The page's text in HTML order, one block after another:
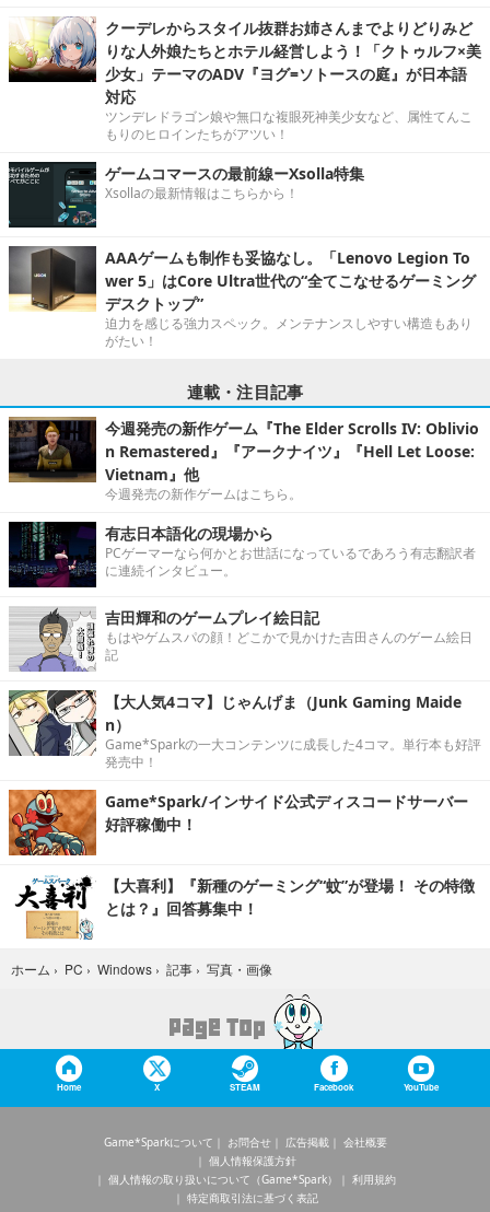
クーデレからスタイル抜群お姉さんまでよりどりみど
りな人外娘たちとホテル経営しよう！「クトゥルフ×美
少女」テーマのADV『ヨグ=ソトースの庭』が日本語
対応
ツンデレドラゴン娘や無口な複眼死神美少女など、属性てんこ
もりのヒロインたちがアツい！
ゲームコマースの最前線ーXsolla特集
Xsollaの最新情報はこちらから！
AAAゲームも制作も妥協なし。「Lenovo Legion To
wer 5」はCore Ultra世代の“全てこなせるゲーミング
デスクトップ”
迫力を感じる強力スペック。メンテナンスしやすい構造もあり
がたい！
連載・注目記事
今週発売の新作ゲーム『The Elder Scrolls IV: Oblivio
n Remastered』『アークナイツ』『Hell Let Loose:
Vietnam』他
今週発売の新作ゲームはこちら。
有志日本語化の現場から
PCゲーマーなら何かとお世話になっているであろう有志翻訳者
に連続インタビュー。
吉田輝和のゲームプレイ絵日記
もはやゲムスパの顔！どこかで見かけた吉田さんのゲーム絵日
記
【大人気4コマ】じゃんげま（Junk Gaming Maide
n）
Game*Sparkの一大コンテンツに成長した4コマ。単行本も好評
発売中！
Game*Spark/インサイド公式ディスコードサーバー
好評稼働中！
【大喜利】『新種のゲーミング“蚊”が登場！ その特徴
とは？』回答募集中！
ホーム › PC › Windows › 記事 › 写真・画像
Home X STEAM Facebook YouTube
Game*Sparkについて お問合せ 広告掲載
会社概要
個人情報保護方針
個人情報の取り扱いについて（Game*Spark）
利用規約
特定商取引法に基づく表記